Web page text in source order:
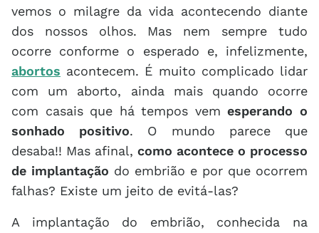
vemos o milagre da vida acontecendo diante
dos nossos olhos. Mas nem sempre tudo
ocorre conforme o esperado e, infelizmente,
abortos acontecem. É muito complicado lidar
com um aborto, ainda mais quando ocorre
com casais que há tempos vemesperando o
sonhado positivo. O mundo parece que
desaba!! Mas afinal, como acontece o processo
de implantação do embrião e por que ocorrem
falhas? Existe um jeito de evitá-las?
A implantação do embrião, conhecida na